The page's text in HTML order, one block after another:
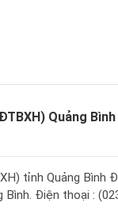
Quảng Bình
tỉnh Quảng Bình
Điện thoại :